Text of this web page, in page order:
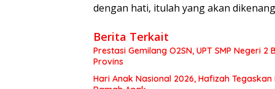
dengan hati, itulah yang akan
Berita Terkait
Prestasi Gemilang O2SN, UPT SMP Negeri
Provins
Hari Anak Nasional 2026, Hafizah Tegaskan